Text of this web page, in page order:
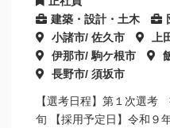
建築・設計・土木
小諸市/ 佐久市
上
伊那市/ 駒ケ根市
長野市/ 須坂市
【選考日程】第１次選
旬 【採用予定日】令和９